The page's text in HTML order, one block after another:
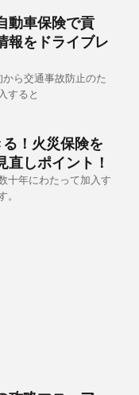
動車保険で貢
報をドライブレ
ら交通事故防止のた
すると
！火災保険を
直しポイント！
十年にわたって加入す
。